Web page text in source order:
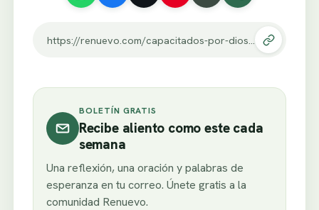
https://renuevo.com/capacitados-por-dios.html
BOLETÍN GRATIS
Recibe aliento como este cada
semana
Una reflexión, una oración y palabras de
esperanza en tu correo. Únete gratis a la
comunidad Renuevo.